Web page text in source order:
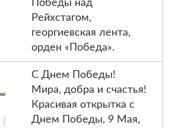
Победы над
Рейхстагом,
георгиевская лента,
орден «Победа».
С Днем Победы!
Мира, добра и счастья!
Красивая открытка с
Днем Победы, 9 Мая,